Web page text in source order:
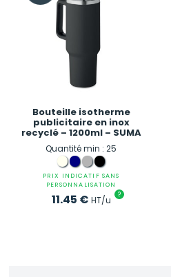
Bouteille isotherme
publicitaire en inox
recyclé – 1200ml – SUMA
Quantité min : 25
PRIX INDICATIF SANS
PERSONNALISATION
11.45 € HT/u ?